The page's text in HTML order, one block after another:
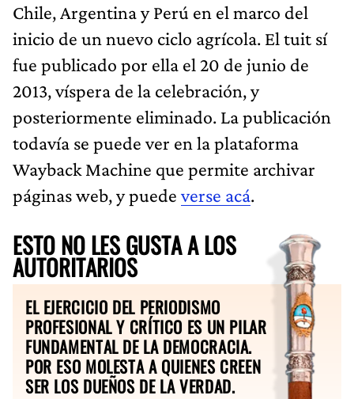
Chile, Argentina y Perú en el marco del
inicio de un nuevo ciclo agrícola. El tuit sí
fue publicado por ella el 20 de junio de
2013, víspera de la celebración, y
posteriormente eliminado. La publicación
todavía se puede ver en la plataforma
Wayback Machine que permite archivar
páginas web, y puede verse acá.
ESTO NO LES GUSTA A LOS
AUTORITARIOS
EL EJERCICIO DEL PERIODISMO
PROFESIONAL Y CRÍTICO ES UN PILAR
FUNDAMENTAL DE LA DEMOCRACIA.
POR ESO MOLESTA A QUIENES CREEN
SER LOS DUEÑOS DE LA VERDAD.